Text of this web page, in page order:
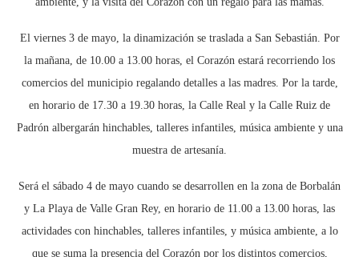
El viernes 3 de mayo, la dinamización se traslada a San Sebastián. Por
la mañana, de 10.00 a 13.00 horas, el Corazón estará recorriendo los
comercios del municipio regalando detalles a las madres. Por la tarde,
en horario de 17.30 a 19.30 horas, la Calle Real y la Calle Ruiz de
Padrón albergarán hinchables, talleres infantiles, música ambiente y una
muestra de artesanía.
Será el sábado 4 de mayo cuando se desarrollen en la zona de Borbalán
y La Playa de Valle Gran Rey, en horario de 11.00 a 13.00 horas, las
actividades con hinchables, talleres infantiles, y música ambiente, a lo
que se suma la presencia del Corazón por los distintos comercios,